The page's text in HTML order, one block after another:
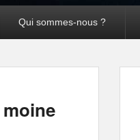
Qui sommes-nous ?